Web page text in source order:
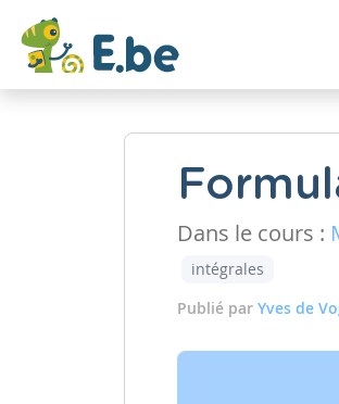
Dans le cours :
intégrales
Publié par Yves de